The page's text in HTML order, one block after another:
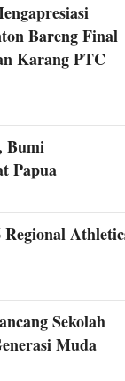
Bareng Final
Karang PTC
Bumi
Papua
Regional
Sekolah
Muda